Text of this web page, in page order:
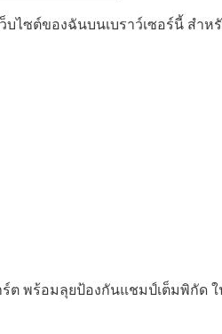
บไซต์ของฉันบนเบราว์เซอร์นี้ สำห